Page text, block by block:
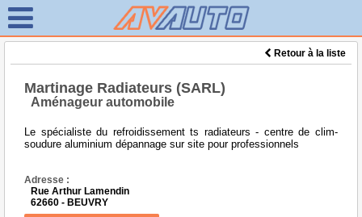
Retour à la liste
Martinage Radiateurs (SARL)
Aménageur automobile
Le spécialiste du refroidissement ts radiateurs - centre de clim-
soudure aluminium dépannage sur site pour professionnels
Adresse :
Rue Arthur Lamendin
62660 - BEUVRY